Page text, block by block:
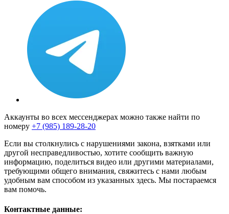
Аккаунты во всех мессенджерах можно также найти по
номеру +7 (985) 189-28-20
Если вы столкнулись с нарушениями закона, взятками или
другой несправедливостью, хотите сообщить важную
информацию, поделиться видео или другими материалами,
требующими общего внимания, свяжитесь с нами любым
удобным вам способом из указанных здесь. Мы постараемся
вам помочь.
Контактные данные: